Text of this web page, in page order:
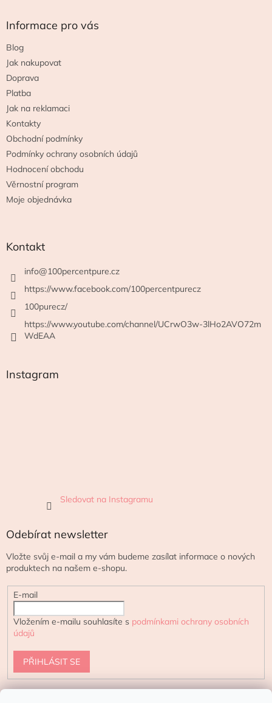
Informace pro vás
Blog
Jak nakupovat
Doprava
Platba
Jak na reklamaci
Kontakty
Obchodní podmínky
Podmínky ochrany osobních údajů
Hodnocení obchodu
Věrnostní program
Moje objednávka
Kontakt
info@100percentpure.cz
https://www.facebook.com/100percentpurecz
100purecz/
https://www.youtube.com/channel/UCrwO3w-3lHo2AVO72m
WdEAA
Instagram
Sledovat na Instagramu
Odebírat newsletter
Vložte svůj e-mail a my vám budeme zasílat informace o nových
produktech na našem e-shopu.
E-mail
Vložením e-mailu souhlasíte s podmínkami ochrany osobních
údajů
PŘIHLÁSIT SE